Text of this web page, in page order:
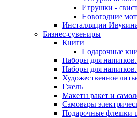
Игрушки -
Новогодние
Инсталляции
Бизнес-сувениры
Книги
Подарочные
Наборы для
Наборы для
Художественное
Гжель
Макеты ракет и
Самовары
Подарочные флешки